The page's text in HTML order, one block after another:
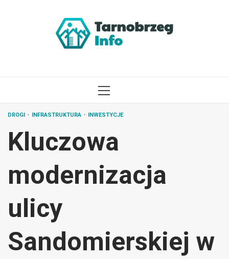
MENU
DROGI INFRASTRUKTURA INWESTYCJE
Kluczowa
modernizacja
ulicy
Sandomierskiej w